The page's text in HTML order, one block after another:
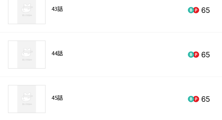
43話 65
44話 65
45話 65